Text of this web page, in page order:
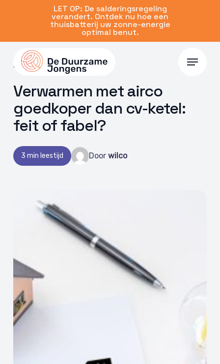
content
LET OP: De salderingsregeling
verandert. Ontdek nu hoe een
thuisbatterij uw zonne-energie
optimal benut.
Menu
21 nov 2024 | Airco
Verwarmen met airco
goedkoper dan cv-ketel:
feit of fabel?
3 min leestijd Doorwilco